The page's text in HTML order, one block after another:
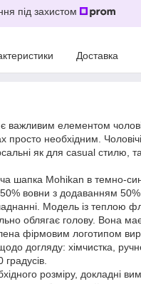
під захистом
Доставка
важливим елементом
просто необхідним.
як для casual стилю,
шапка Mohikan в темно-
50% вовни з додаванням
Модель із теплою
облягає голову. Вона
фірмовим логотипом
догляду: хімчистка,
розміру, докладні